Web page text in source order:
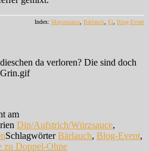
Index: Mayonnaise Bärlauch Ei Blog-Event
da verloren? Die sind doch
am
Dip/Aufstrich/Würzsauce,
SchlagwörterBärlauch, Blog-Event,
zu Doppel-Ohne